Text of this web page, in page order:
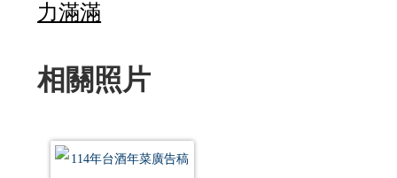
力滿滿
相關照片
年台
告稿